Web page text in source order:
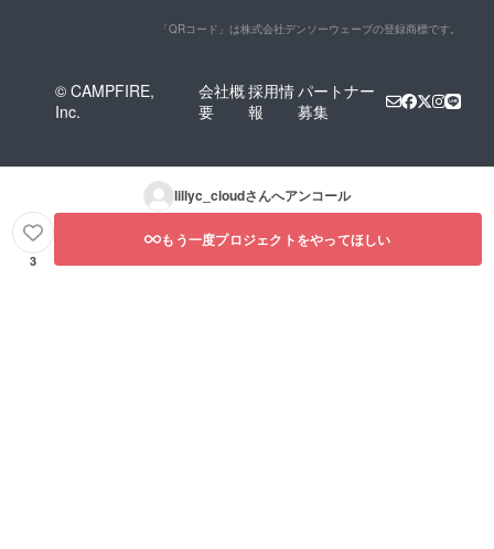
「QRコード」は株式会社デンソーウェーブの登録商標です。
© CAMPFIRE,
Inc.
会社概
要
採用情
報
パートナー
募集
lillyc_cloudさんへアンコール
3
もう一度プロジェクトをやってほしい